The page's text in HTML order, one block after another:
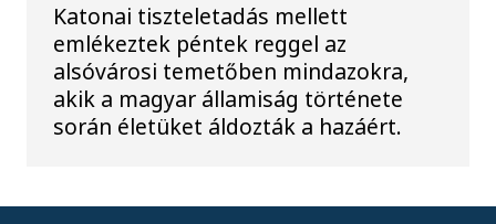
Katonai tiszteletadás mellett
emlékeztek péntek reggel az
alsóvárosi temetőben mindazokra,
akik a magyar államiság története
során életüket áldozták a hazáért.